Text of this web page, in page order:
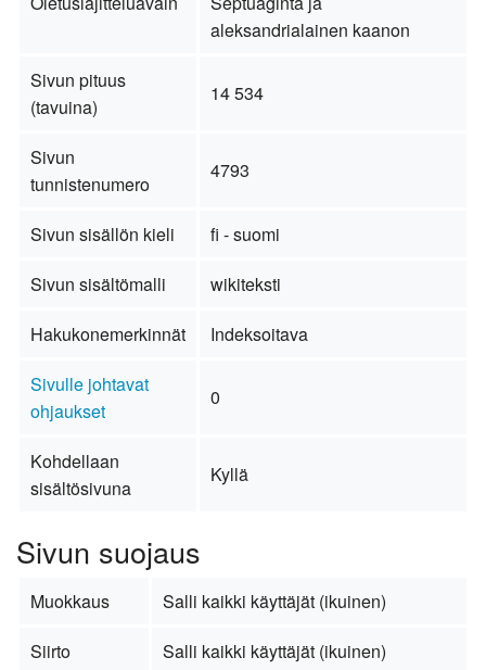
aleksandrialainen kaanon
Sivun pituus
(tavuina)
14 534
Sivun
tunnistenumero
4793
Sivun sisällön kieli
fi - suomi
Sivun sisältömalli
wikiteksti
Hakukonemerkinnät
Indeksoitava
Sivulle johtavat
ohjaukset
0
Kohdellaan
sisältösivuna
Kyllä
Sivun suojaus
Muokkaus
Salli kaikki käyttäjät (ikuinen)
Siirto
Salli kaikki käyttäjät (ikuinen)